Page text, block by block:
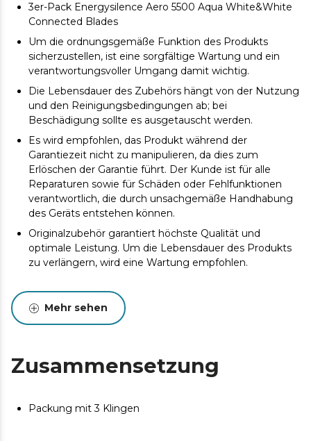
3er-Pack Energysilence Aero 5500 Aqua White&White
Connected Blades
Um die ordnungsgemäße Funktion des Produkts
sicherzustellen, ist eine sorgfältige Wartung und ein
verantwortungsvoller Umgang damit wichtig.
Die Lebensdauer des Zubehörs hängt von der Nutzung
und den Reinigungsbedingungen ab; bei
Beschädigung sollte es ausgetauscht werden.
Es wird empfohlen, das Produkt während der
Garantiezeit nicht zu manipulieren, da dies zum
Erlöschen der Garantie führt. Der Kunde ist für alle
Reparaturen sowie für Schäden oder Fehlfunktionen
verantwortlich, die durch unsachgemäße Handhabung
des Geräts entstehen können.
Originalzubehör garantiert höchste Qualität und
optimale Leistung. Um die Lebensdauer des Produkts
zu verlängern, wird eine Wartung empfohlen.
Mehr sehen
Zusammensetzung
Packung mit 3 Klingen